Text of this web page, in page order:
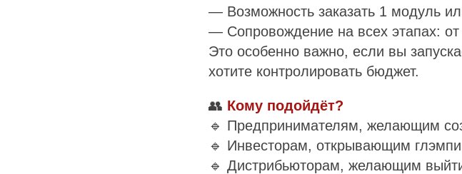
— Возможность заказать 1 модуль
— Сопровождение на всех этапах: от
Это особенно важно, если вы
хотите контролировать бюджет.
👥 Кому подойдёт?
🔹 Предпринимателям, желающим
🔹 Инвесторам, открывающим
🔹 Дистрибьюторам, желающим